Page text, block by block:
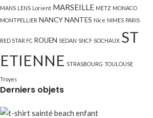
MANS LENS Lorient MARSEILLE METZ MONACO
MONTPELLIER NANCYNANTES Nice NIMES PARIS
RED STAR FC ROUEN SEDAN SNCF SOCHAUX ST
ETIENNE STRASBOURG TOULOUSE
Troyes
Derniers objets